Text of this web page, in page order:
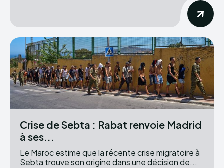
Crise de Sebta : Rabat renvoie Madrid
à ses...
Le Maroc estime que la récente crise migratoire à
Sebta trouve son origine dans une décision de...